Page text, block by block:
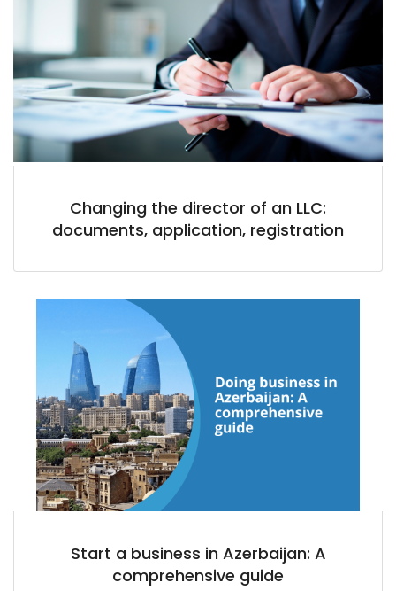
Changing the director of an LLC:
documents, application, registration
Start a business in Azerbaijan: A
comprehensive guide